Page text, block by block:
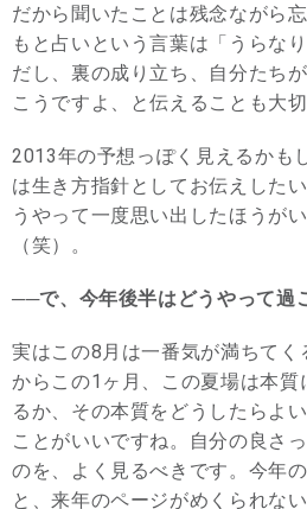
だから聞いたことは残念ながら
もと占いという言葉は「うらな
だし、裏の成り立ち、自分たち
こうですよ、と伝えることも大切
2013年の予想っぽく見えるかも
は生き方指針としてお伝えした
うやって一度思い出したほうが
（笑）。
──で、今年後半はどうやって過
実はこの8月は一番気が満ちて
からこの1ヶ月、この夏場は本質
るか、その本質をどうしたらよ
ことがいいですね。自分の良さ
のを、よく見るべきです。今年
と、来年のページがめくられな